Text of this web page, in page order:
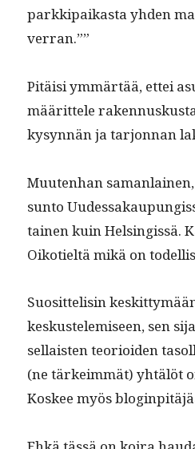
parkkipaikas­ta yhden
verran.””
Pitäisi ymmärtää, ettei
määrit­tele
kysyn­nän ja tar­jon­nan
Muuten­han
sun­to
tainen kuin Helsingis­sä.
Oikotieltä mikä on
Suosit­telisin
keskustelemiseen, sen
sel­l­ais­ten teo­ri­oiden
(ne tärkeim­mät) yhtälöt
Kos­kee myös